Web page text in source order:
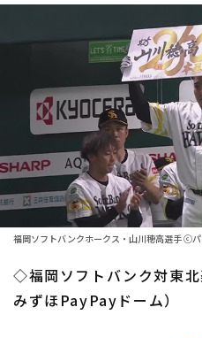
日程・結果
順位表･成績
1軍公式戦
ファーム東地区
ファーム西地区
選手名鑑
選手名鑑トップ
北海道日本ハムファ
東北楽天ゴールデン
ニュース
福岡ソフトバンクホークス・山川穂高選手 ⓒ
◇福岡ソフトバンク対東
みずほPayPayドーム）